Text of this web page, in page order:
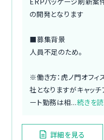
の開発となります
■募集背景
人員不足のため。
※働き方：虎ノ門オフィ
社となりますがキャッ
ート勤務は相...続きを
詳細を見る